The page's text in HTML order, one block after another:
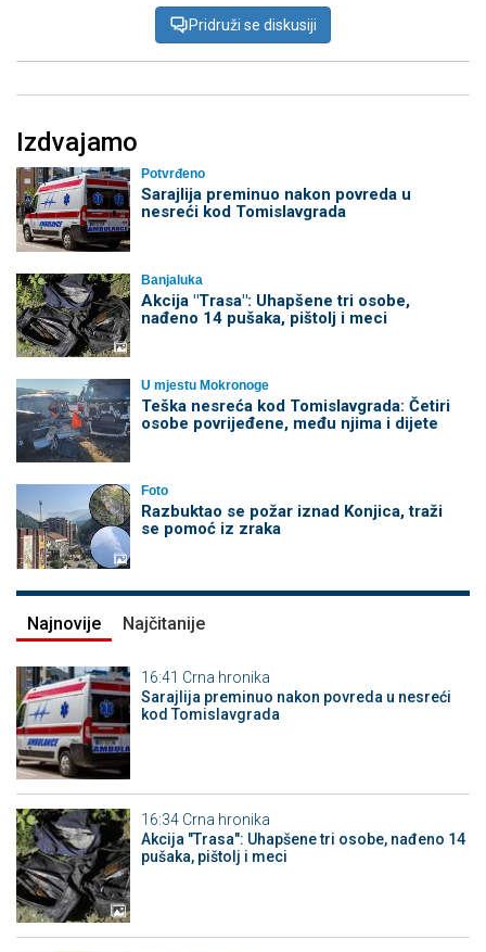
Pridruži se diskusiji
Izdvajamo
Potvrđeno
Sarajlija preminuo nakon povreda u
nesreći kod Tomislavgrada
Banjaluka
Akcija "Trasa": Uhapšene tri osobe,
nađeno 14 pušaka, pištolj i meci
U mjestu Mokronoge
Teška nesreća kod Tomislavgrada: Četiri
osobe povrijeđene, među njima i dijete
Foto
Razbuktao se požar iznad Konjica, traži
se pomoć iz zraka
Najnovije Najčitanije
16:41 Crna hronika
Sarajlija preminuo nakon povreda u nesreći
kod Tomislavgrada
16:34 Crna hronika
Akcija "Trasa": Uhapšene tri osobe, nađeno 14
pušaka, pištolj i meci